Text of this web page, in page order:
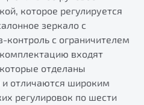
которое регулируется
зеркало с
контроль с ограничителем
входят
отделаны
и отличаются широким
регулировок по шести